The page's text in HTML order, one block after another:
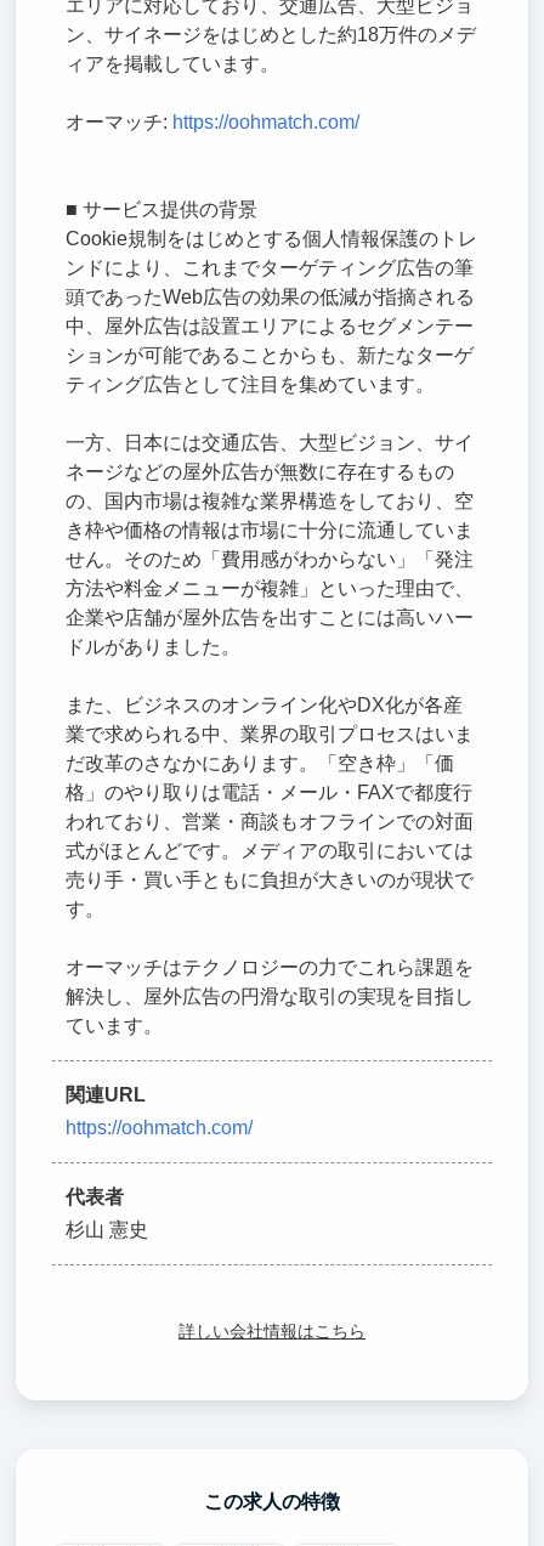
エリアに対応しており、交通広告、大型ビジョ
ン、サイネージをはじめとした約18万件のメデ
ィアを掲載しています。
オーマッチ: https://oohmatch.com/
■ サービス提供の背景
Cookie規制をはじめとする個人情報保護のトレ
ンドにより、これまでターゲティング広告の筆
頭であったWeb広告の効果の低減が指摘される
中、屋外広告は設置エリアによるセグメンテー
ションが可能であることからも、新たなターゲ
ティング広告として注目を集めています。
一方、日本には交通広告、大型ビジョン、サイ
ネージなどの屋外広告が無数に存在するもの
の、国内市場は複雑な業界構造をしており、空
き枠や価格の情報は市場に十分に流通していま
せん。そのため「費用感がわからない」「発注
方法や料金メニューが複雑」といった理由で、
企業や店舗が屋外広告を出すことには高いハー
ドルがありました。
また、ビジネスのオンライン化やDX化が各産
業で求められる中、業界の取引プロセスはいま
だ改革のさなかにあります。「空き枠」「価
格」のやり取りは電話・メール・FAXで都度行
われており、営業・商談もオフラインでの対面
式がほとんどです。メディアの取引においては
売り手・買い手ともに負担が大きいのが現状で
す。
オーマッチはテクノロジーの力でこれら課題を
解決し、屋外広告の円滑な取引の実現を目指し
ています。
関連URL
https://oohmatch.com/
代表者
杉山 憲史
詳しい会社情報はこちら
この求人の特徴